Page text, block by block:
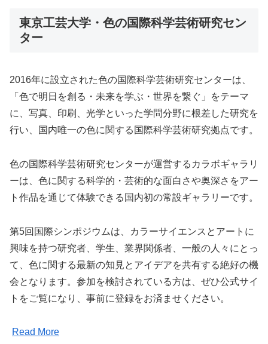
東京工芸大学・色の国際科学芸術研究セン
ター
2016年に設立された色の国際科学芸術研究センターは、
「色で明日を創る・未来を学ぶ・世界を繋ぐ」をテーマ
に、写真、印刷、光学といった学問分野に根差した研究を
行い、国内唯一の色に関する国際科学芸術研究拠点です。
色の国際科学芸術研究センターが運営するカラボギャラリ
ーは、色に関する科学的・芸術的な面白さや奥深さをアー
ト作品を通じて体験できる国内初の常設ギャラリーです。
第5回国際シンポジウムは、カラーサイエンスとアートに
興味を持つ研究者、学生、業界関係者、一般の人々にとっ
て、色に関する最新の知見とアイデアを共有する絶好の機
会となります。参加を検討されている方は、ぜひ公式サイ
トをご覧になり、事前に登録をお済ませください。
Read More